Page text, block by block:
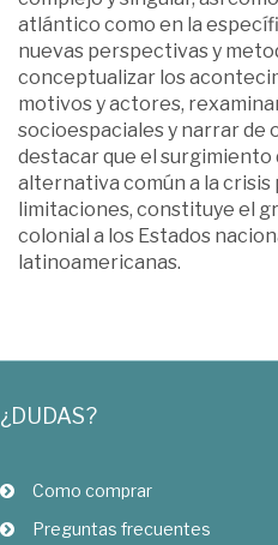
atlántico como en la
nuevas perspectivas y
conceptualizar los
motivos y actores,
socioespaciales y narrar de
destacar que el
alternativa común a la crisis
limitaciones, constituye el
colonial a los Estados
latinoamericanas.
¿DUDAS?
Como comprar
Preguntas frecuentes